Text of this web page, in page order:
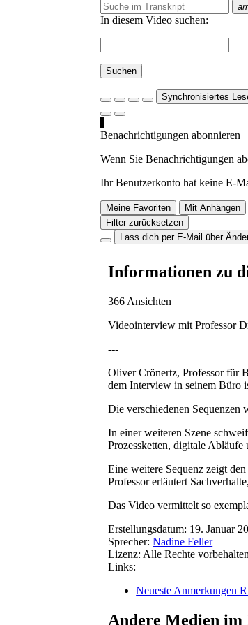
In diesem Video suchen:
Suchen
Synchronisiertes
Benachrichtigungen abonnieren
Wenn Sie Benachrichtigungen
Ihr Benutzerkonto hat keine E-
Meine Favoriten Mit Anhängen
Filter zurücksetzen
Lass dich per E-Mail über
Informationen zu
366 Ansichten
Videointerview mit Professor
---
Oliver Crönertz, Professor für
dem Interview in seinem Büro
Die verschiedenen Sequenzen
In einer weiteren Szene
Prozessketten, digitale Abläufe
Eine weitere Sequenz zeigt
Professor erläutert
Das Video vermittelt so
Erstellungsdatum: 19. Januar
Sprecher: Nadine Feller
Lizenz: Alle Rechte
Links:
Neueste Anmerkungen
Andere Medien